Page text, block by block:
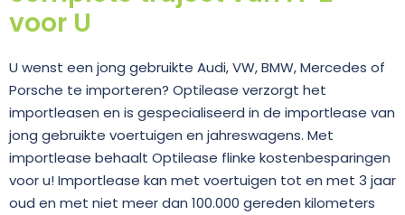
voor U
U wenst een jong gebruikte Audi, VW, BMW, Mercedes of
Porsche te importeren? Optilease verzorgt het
importleasen en is gespecialiseerd in de importlease van
jong gebruikte voertuigen en jahreswagens. Met
importlease behaalt Optilease flinke kostenbesparingen
voor u! Importlease kan met voertuigen tot en met 3 jaar
oud en met niet meer dan 100.000 gereden kilometers